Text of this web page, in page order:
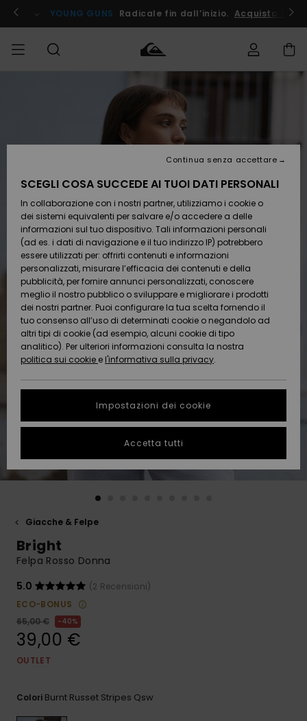
informazioni
prodotto
! YOUNG GUNS Radicale fin dall’inizio. Acquista Ora
Abbigliamento
Accessori
Calzature
e
infradito
Surf /
Acqua
Snow
Scoprire
Abbigliamento
Accessori
Calzature
e
infradito
Surf /
Acqua
Neve
Scoprire
Shop
Nuovi
Da
Scoprire
Snow
SURF
Surf Shop
Uomo
Highlights
Comunità
SNOW
Snow
Shop
Uomo
Shop
Snow
Shop
Donna
Da
Scoprire
OUTLET
Outlet
Uomo
Outlet
Donna
AIUTO &
CONTATTI
Accedi al tuo
ordine
Spedizione
Pagamento
Buono regalo
Quiksilver
Freedom
Protezione
dei dati
Guida alle
conversazione
per ottenere
la risposta
più rapida
risposte alle
domande
le FAQ
APP
Giacche & Felpe
Bright
Felpa Rosso Donna
5.0
(2 Recensioni)
ECO-BONUS
65,00 €
40%
39,00 €
OUTLET
Colori Burnt Russet Stripes Qsw
SCEGLI COSA SUCCEDE AI TUOI DATI PERSONALI
In collaborazione con i nostri partner, utilizziamo i cookie o
dei sistemi equivalenti per salvare e/o accedere a delle
informazioni sul tuo dispositivo. Tali informazioni personali
(ad es. i dati di navigazione e il tuo indirizzo IP) potrebbero
essere utilizzati per: offrirti contenuti e informazioni
personalizzati, misurare l’efficacia dei contenuti e della
pubblicità, per fornire annunci personalizzati, conoscere
meglio il nostro pubblico o sviluppare e migliorare i prodotti
dei nostri partner. Puoi configurare la tua scelta fornendo il
tuo consenso all’uso di determinati cookie o negandolo ad
altri tipi di cookie (ad esempio, alcuni cookie di tipo
analitico). Per ulteriori informazioni consulta la nostra
politica sui cookie e l'informativa sulla privacy.
Impostazioni dei cookie
Continua senza accettare
Accetta tutti